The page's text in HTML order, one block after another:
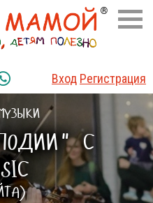
Вход Регистрация
С